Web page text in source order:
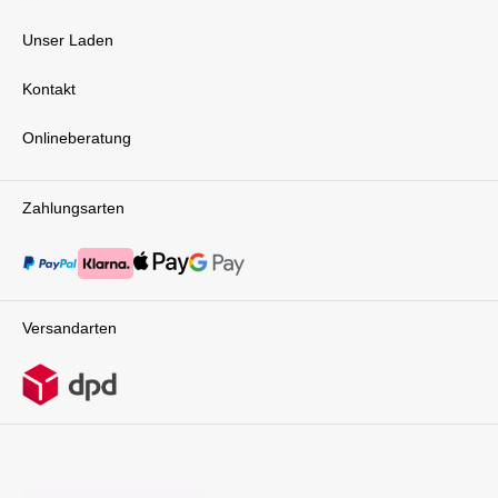
Zahlungsarten
Versandarten
Unser Laden
Kontakt
Onlineberatung